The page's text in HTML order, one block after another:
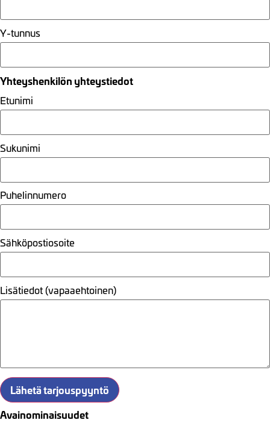
Y-tunnus
Yhteyshenkilön yhteystiedot
Etunimi
Sukunimi
Puhelinnumero
Sähköpostiosoite
Lisätiedot (vapaaehtoinen)
Lähetä tarjouspyyntö
Avainominaisuudet